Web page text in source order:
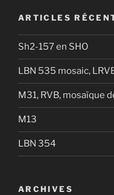
ARTICLES
Sh2-157 en SHO
LBN 535 mosaic,
M31, RVB, mosaïque
M13
LBN 354
ARCHIVES